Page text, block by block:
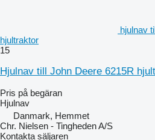
hjulnav
hjultraktor
15
Hjulnav till John Deere 6215R
Pris på begäran
Hjulnav
Danmark, Hemmet
Chr. Nielsen - Tingheden A/S
Kontakta säljaren